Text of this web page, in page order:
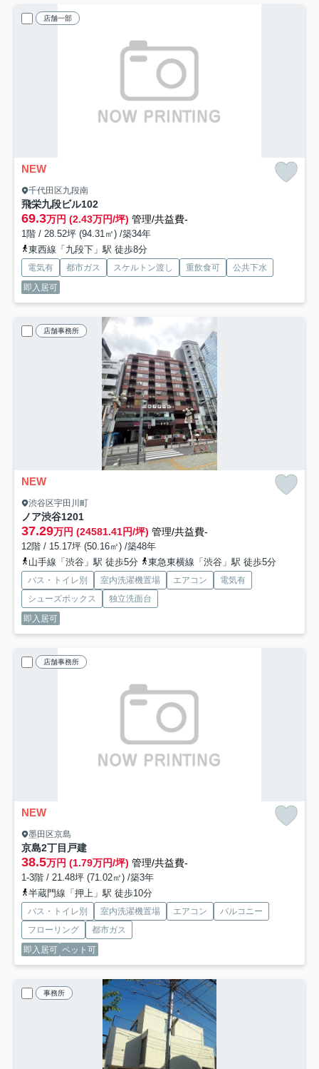
店舗一部
NEW
千代田区九段南
飛栄九段ビル102
69.3万円 (2.43万円/坪) 管理/共益費-
1階 / 28.52坪 (94.31㎡) /築34年
東西線「九段下」駅 徒歩8分
電気有 都市ガス スケルトン渡し 重飲食可
公共下水
即入居可
店舗事務所
NEW
渋谷区宇田川町
ノア渋谷1201
37.29万円 (24581.41円/坪) 管理/共益費-
12階 / 15.17坪 (50.16㎡) /築48年
山手線「渋谷」駅 徒歩5分
東急東横線「渋谷」駅 徒歩5分
バス・トイレ別 室内洗濯機置場 エアコン
電気有
シューズボックス
独立洗面台
即入居可
店舗事務所
NEW
墨田区京島
京島2丁目戸建
38.5万円 (1.79万円/坪) 管理/共益費-
1-3階 / 21.48坪 (71.02㎡) /築3年
半蔵門線「押上」駅 徒歩10分
バス・トイレ別 室内洗濯機置場 エアコン
バルコニー
フローリング
都市ガス
即入居可 ペット可
事務所